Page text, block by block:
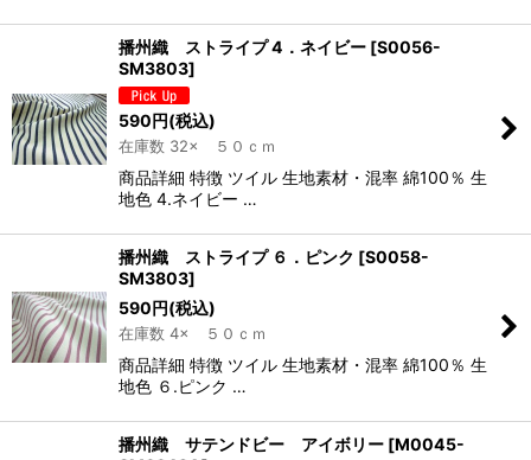
播州織 ストライプ 4．ネイビー [S0056-
SM3803]
590円(税込)
在庫数 32× ５０ｃｍ
商品詳細 特徴 ツイル 生地素材・混率 綿100％ 生
地色 4.ネイビー …
播州織 ストライプ ６．ピンク [S0058-
SM3803]
590円(税込)
在庫数 4× ５０ｃｍ
商品詳細 特徴 ツイル 生地素材・混率 綿100％ 生
地色 ６.ピンク …
播州織 サテンドビー アイボリー [M0045-